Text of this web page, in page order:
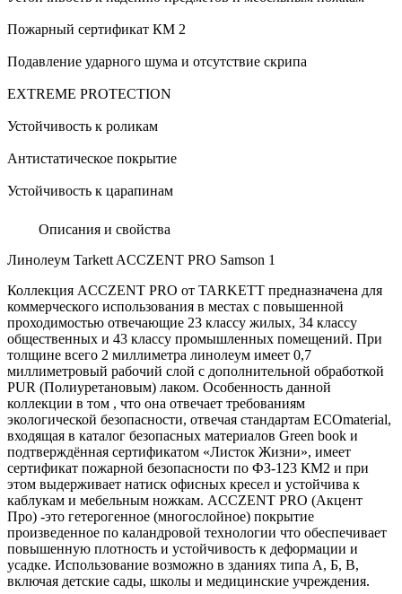
Пожарный сертификат КМ 2
Подавление ударного шума и отсутствие скрипа
EXTREME PROTECTION
Устойчивость к роликам
Антистатическое покрытие
Устойчивость к царапинам
Описания и свойства
Линолеум Tarkett ACCZENT PRO Samson 1
Коллекция ACCZENT PRO от TARKETT предназначена для
коммерческого использования в местах с повышенной
проходимостью отвечающие 23 классу жилых, 34 классу
общественных и 43 классу промышленных помещений. При
толщине всего 2 миллиметра линолеум имеет 0,7
миллиметровый рабочий слой с дополнительной обработкой
PUR (Полиуретановым) лаком. Особенность данной
коллекции в том , что она отвечает требованиям
экологической безопасности, отвечая стандартам ECOmaterial,
входящая в каталог безопасных материалов Green book и
подтверждённая сертификатом «Листок Жизни», имеет
сертификат пожарной безопасности по ФЗ-123 КМ2 и при
этом выдерживает натиск офисных кресел и устойчива к
каблукам и мебельным ножкам. ACCZENT PRO (Акцент
Про) -это гетерогенное (многослойное) покрытие
произведенное по каландровой технологии что обеспечивает
повышенную плотность и устойчивость к деформации и
усадке. Использование возможно в зданиях типа А, Б, В,
включая детские сады, школы и медицинские учреждения.